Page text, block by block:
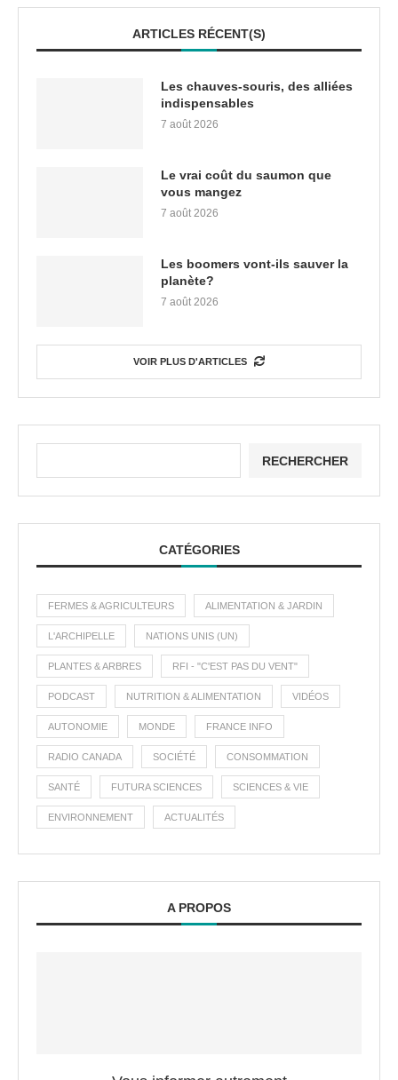
ARTICLES RÉCENT(S)
Les chauves-souris, des alliées
indispensables
7 août 2026
Le vrai coût du saumon que
vous mangez
7 août 2026
Les boomers vont-ils sauver la
planète?
7 août 2026
VOIR PLUS D'ARTICLES
RECHERCHER
CATÉGORIES
FERMES & AGRICULTEURS ALIMENTATION & JARDIN
L'ARCHIPELLE NATIONS UNIS (UN)
PLANTES & ARBRES RFI - "C'EST PAS DU VENT"
PODCAST NUTRITION & ALIMENTATION VIDÉOS
AUTONOMIE MONDE FRANCE INFO
RADIO CANADA SOCIÉTÉ CONSOMMATION
SANTÉ FUTURA SCIENCES SCIENCES & VIE
ENVIRONNEMENT ACTUALITÉS
A PROPOS